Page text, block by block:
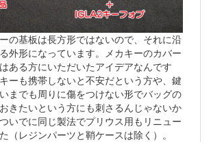
の基板は長方形ではないので、それに沿
外形になっています。メカキーのカバー
ある方にいただいたアイデアなんです
ーも携帯しないと不安だという方や、鍵
までも周りに傷をつけない形でバッグの
きたいという方にも刺さるんじゃないか
いでに同じ製法でプリウス用もリニュー
（レジンパーツと鞘ケースは除く）。